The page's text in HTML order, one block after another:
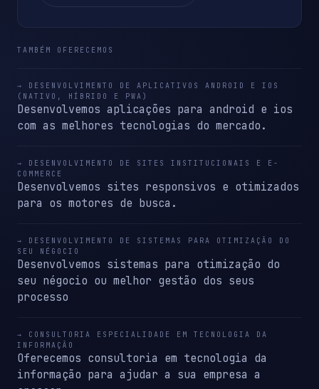
TAMBÉM OFERECEMOS
→ DESENVOLVIMENTO DE APLICATIVOS ANDROID E IOS
(NATIVO, HÍBRIDO E PWA)
Desenvolvemos aplicações para android e ios
com as melhores tecnologias do mercado.
→ DESENVOLVIMENTO DE SITES INSTITUCIONAIS E E-
COMMERCE
Desenvolvemos sites responsivos e otimizados
para os motores de busca.
→ DESENVOLVIMENTO DE SISTEMAS PARA OTIMIZAÇÃO DO
SEU NÉGOCIO
Desenvolvemos sistemas para otimização do
seu négocio ou melhor gestão dos seus
processo
→ CONSULTORIA ESPECIALIDADE EM TECNOLOGIA DA
INFORMAÇÃO
Oferecemos consultoria em tecnologia da
informação para ajudar a sua empresa a